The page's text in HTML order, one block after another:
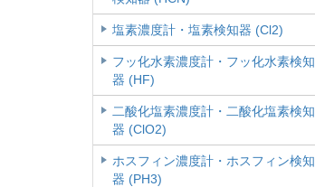
塩素濃度計・塩素検知器 (Cl2)
フッ化水素濃度計・フッ化水素検知
器 (HF)
二酸化塩素濃度計・二酸化塩素検知
器 (ClO2)
ホスフィン濃度計・ホスフィン検知
器 (PH3)